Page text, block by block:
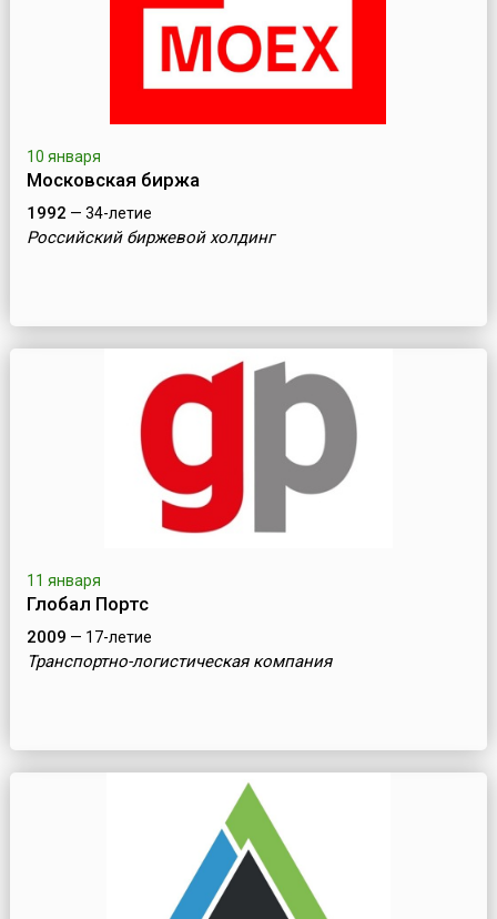
10 января
Московская биржа
1992 — 34-летие
Российский биржевой холдинг
11 января
Глобал Портс
2009 — 17-летие
Транспортно-логистическая компания